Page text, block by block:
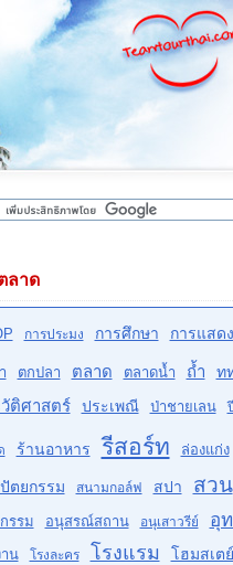
ลาด
การประมง การศึกษา การแสดง
ตกปลา ตลาด ตลาดน้ำ ถ้ำ ท
ติศาสตร์ ประเพณี ป่าชายเลน
ร้านอาหาร รีสอร์ท ล่องแก่ง
ตยกรรม สนามกอล์ฟ สปา สวน
รรม อนุสรณ์สถาน อนุเสาวรีย์ อุ
าน
โรงละคร โรงแรม โฮมสเตย์